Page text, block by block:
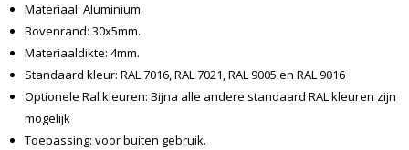
Materiaal: Aluminium.
Bovenrand: 30x5mm.
Materiaaldikte: 4mm.
Standaard kleur: RAL 7016, RAL 7021, RAL 9005 en RAL 9016
Optionele Ral kleuren: Bijna alle andere standaard RAL kleuren zijn
mogelijk
Toepassing: voor buiten gebruik.